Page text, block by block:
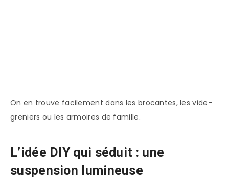
On en trouve facilement dans les brocantes, les vide-
greniers ou les armoires de famille.
L’idée DIY qui séduit : une
suspension lumineuse